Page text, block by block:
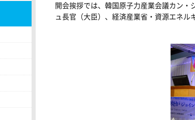
開会挨拶では、韓国原子力産業会議カン
ュ長官（大臣）、経済産業省・資源エネル